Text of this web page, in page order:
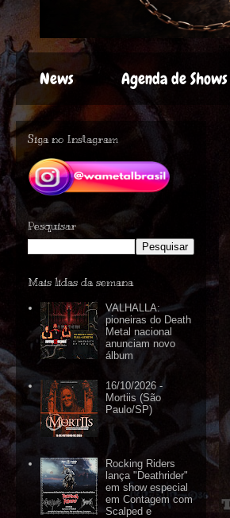
News Agenda de Shows
Siga no Instagram
Pesquisar
Mais lidas da semana
VALHALLA:
pioneiras do Death
Metal nacional
anunciam novo
álbum
16/10/2026 -
Mortiis (São
Paulo/SP)
Rocking Riders
lança "Deathrider"
em show especial
em Contagem com
Scalped e